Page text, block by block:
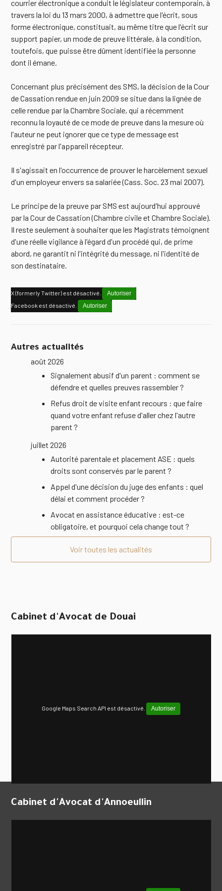
courrier électronique a conduit le législateur contemporain, à
travers la loi du 13 mars 2000, à admettre que l'écrit, sous
forme électronique, constituait, au même titre que l'écrit sur
support papier, un mode de preuve littérale, à la condition,
toutefois, que puisse être dûment identifiée la personne
dont il émane.
Concernant plus précisément des SMS, la décision de la Cour
de Cassation rendue en juin 2009 se situe dans la lignée de
celle rendue par la Chambre Sociale, qui a récemment
reconnu la loyauté de ce mode de preuve dans la mesure où
l'auteur ne peut ignorer que ce type de message est
enregistré par l'appareil récepteur.
Il s'agissait en l'occurrence de prouver le harcèlement sexuel
d'un employeur envers sa salariée (Cass. Soc. 23 mai 2007).
Le principe de la preuve par SMS est aujourd'hui approuvé
par la Cour de Cassation (Chambre civile et Chambre Sociale).
Il reste seulement à souhaiter que les Magistrats témoignent
d'une réelle vigilance à l'égard d'un procédé qui, de prime
abord, ne garantit ni l'intégrité du message, ni l'identité de
son destinataire.
X (formerly Twitter) est désactivé.
Autoriser
Facebook est désactivé.
Autoriser
Autres actualités
août 2026
Signalement abusif d'un parent : comment se
défendre et quelles preuves rassembler ?
Refus droit de visite enfant recours : que faire
quand votre enfant refuse d'aller chez l'autre
parent ?
juillet 2026
Autorité parentale et placement ASE : quels
droits sont conservés par le parent ?
Appel d'une décision du juge des enfants : quel
délai et comment procéder ?
Avocat en assistance éducative : est-ce
obligatoire, et pourquoi cela change tout ?
Voir toutes les actualités
Cabinet d'Avocat de Douai
Google Maps Search API est désactivé. Autoriser
Cabinet d'Avocat d'Annoeullin